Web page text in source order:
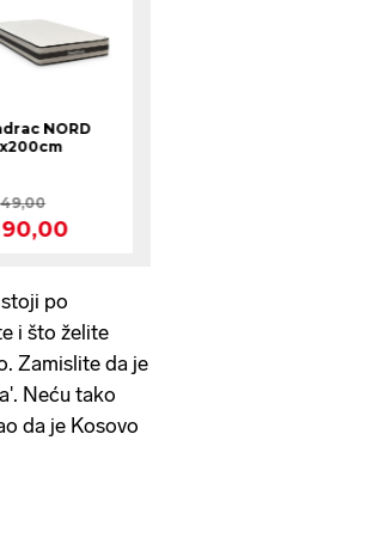
po
i što želite
Zamislite da je
Neću tako
da je Kosovo